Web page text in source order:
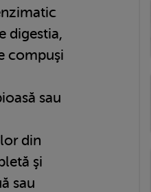
digestia,
compuşi
sau
din
şi
sau